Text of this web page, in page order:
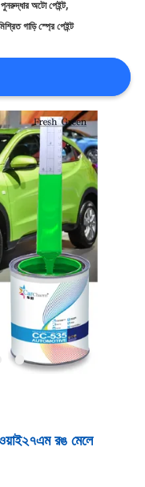
পুনরুদ্ধার অটো পেইন্ট,
গাড়ি স্প্রে পেইন্ট
রঙ মেলে